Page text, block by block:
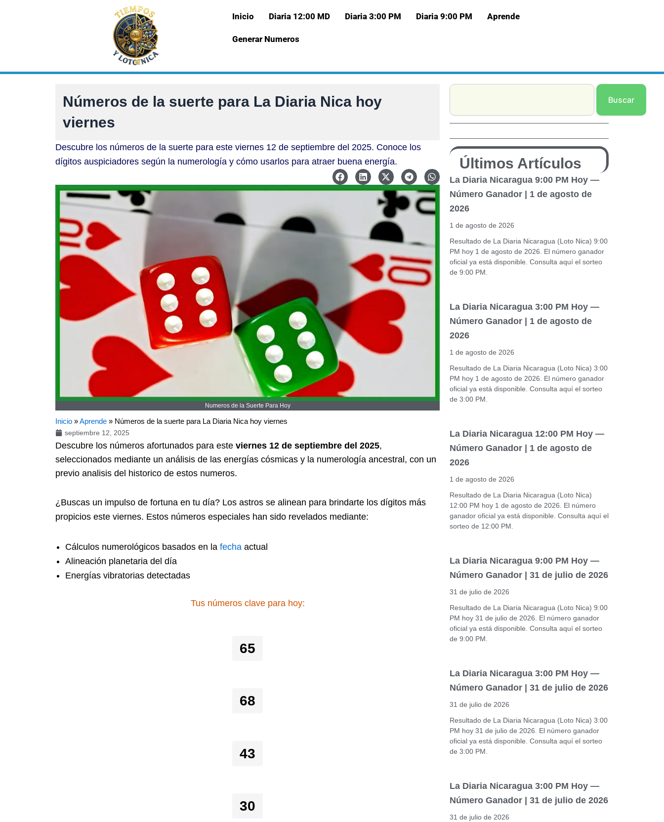
Inicio Diaria 12:00 MD Diaria 3:00 PM Diaria 9:00 PM Aprende
Generar Numeros
Números de la suerte para La Diaria Nica hoy
viernes
Descubre los números de la suerte para este viernes 12 de septiembre del 2025. Conoce los
dígitos auspiciadores según la numerología y cómo usarlos para atraer buena energía.
Numeros de la Suerte Para Hoy
Inicio »Aprende » Números de la suerte para La Diaria Nica hoy viernes
septiembre 12, 2025
Descubre los números afortunados para este viernes 12 de septiembre del 2025,
seleccionados mediante un análisis de las energías cósmicas y la numerología ancestral, con un
previo analisis del historico de estos numeros.
¿Buscas un impulso de fortuna en tu día? Los astros se alinean para brindarte los dígitos más
propicios este viernes. Estos números especiales han sido revelados mediante:
Cálculos numerológicos basados en la fecha actual
Alineación planetaria del día
Energías vibratorias detectadas
Tus números clave para hoy:
65
68
43
30
Search
Buscar
Últimos Artículos
La Diaria Nicaragua 9:00 PM Hoy —
Número Ganador | 1 de agosto de
2026
1 de agosto de 2026
Resultado de La Diaria Nicaragua (Loto Nica) 9:00
PM hoy 1 de agosto de 2026. El número ganador
oficial ya está disponible. Consulta aquí el sorteo
de 9:00 PM.
La Diaria Nicaragua 3:00 PM Hoy —
Número Ganador | 1 de agosto de
2026
1 de agosto de 2026
Resultado de La Diaria Nicaragua (Loto Nica) 3:00
PM hoy 1 de agosto de 2026. El número ganador
oficial ya está disponible. Consulta aquí el sorteo
de 3:00 PM.
La Diaria Nicaragua 12:00 PM Hoy —
Número Ganador | 1 de agosto de
2026
1 de agosto de 2026
Resultado de La Diaria Nicaragua (Loto Nica)
12:00 PM hoy 1 de agosto de 2026. El número
ganador oficial ya está disponible. Consulta aquí el
sorteo de 12:00 PM.
La Diaria Nicaragua 9:00 PM Hoy —
Número Ganador | 31 de julio de 2026
31 de julio de 2026
Resultado de La Diaria Nicaragua (Loto Nica) 9:00
PM hoy 31 de julio de 2026. El número ganador
oficial ya está disponible. Consulta aquí el sorteo
de 9:00 PM.
La Diaria Nicaragua 3:00 PM Hoy —
Número Ganador | 31 de julio de 2026
31 de julio de 2026
Resultado de La Diaria Nicaragua (Loto Nica) 3:00
PM hoy 31 de julio de 2026. El número ganador
oficial ya está disponible. Consulta aquí el sorteo
de 3:00 PM.
La Diaria Nicaragua 3:00 PM Hoy —
Número Ganador | 31 de julio de 2026
31 de julio de 2026